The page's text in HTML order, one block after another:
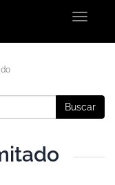
Toggle
Buscar